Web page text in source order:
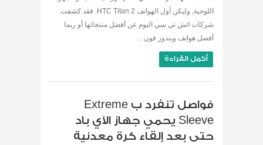
اللوحية, وليكن أول الهواتف HTC Titan 2. فقد كشفت
شركات اتش تي سي اليوم عن أفضل منتجاتها أو ربما
أفضل هواتف ويندوز فون ...
أكمل القراءة
فواصل تنفرد ب Extreme
Sleeve يحمي جهاز الآي باد
حتى بعد إلقاء كرة معدنية